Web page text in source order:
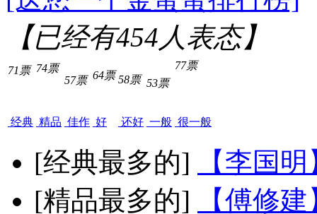
【已经有454人表态】
71票
经典
74票
精品
57票
佳作
64票
好
58票
还好
53票
一般
77票
很一般
[经典最多的]
【李国
[精品最多的]
【傅修